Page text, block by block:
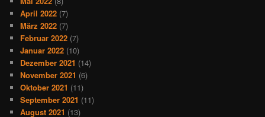
April 2022 (7)
März 2022 (7)
Februar 2022 (7)
Januar 2022 (10)
Dezember 2021 (14)
November 2021 (6)
Oktober 2021 (11)
September 2021 (11)
August 2021 (13)